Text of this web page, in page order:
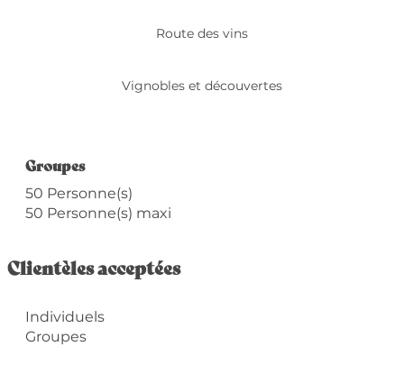
Route des vins
Vignobles et découvertes
Groupes
Groupes
50 Personne(s)
50 Personne(s) maxi
Clientèles acceptées
Individuels
Groupes